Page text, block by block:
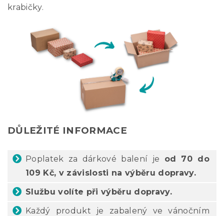
krabičky.
DŮLEŽITÉ INFORMACE
Poplatek za dárkové balení je od 70 do
109 Kč, v závislosti na výběru dopravy.
Službu volíte při výběru dopravy.
Každý produkt je zabalený ve vánočním